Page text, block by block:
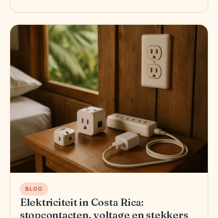
BLOG
Elektriciteit in Costa Rica:
stopcontacten, voltage en stekkers